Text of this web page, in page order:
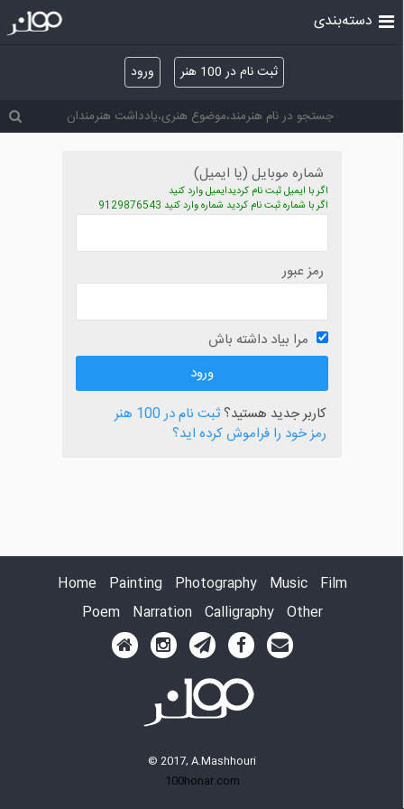
ثبت نام در 100 هنر ورود
دسته‌بندی
شماره موبایل (یا ایمیل)
اگر با ایمیل ثبت نام کردیدایمیل وارد کنید
اگر با شماره ثبت نام کردید شماره وارد کنید 9129876543
رمز عبور
مرا بیاد داشته باش
کاربر جدید هستید؟ثبت نام در 100 هنر
رمز خود را فراموش کرده اید؟
Home Painting Photography Music
Film
Poem
Narration Calligraphy Other
© 2017, A.Mashhouri
100honar.com